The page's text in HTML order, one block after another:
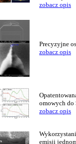
zobacz opis
Precyzyjne
zobacz opis
omowych do
zobacz opis
emisji